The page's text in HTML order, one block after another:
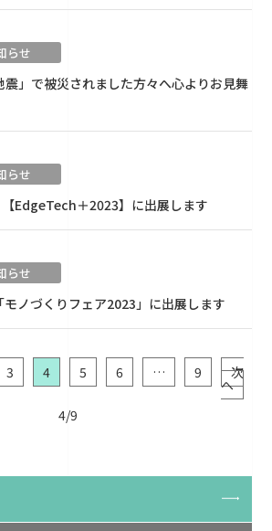
らせ
震」で被災されました方々へ心よりお見舞
らせ
EdgeTech＋2023】に出展します
らせ
ノづくりフェア2023」に出展します
3 4 5 6 … 9 次
へ
4/9